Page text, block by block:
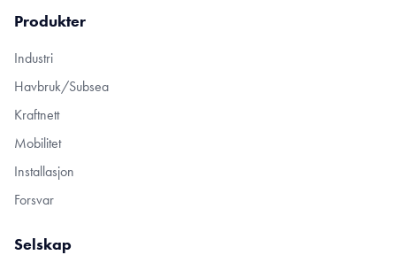
Produkter
Industri
Havbruk/Subsea
Kraftnett
Mobilitet
Installasjon
Forsvar
Selskap